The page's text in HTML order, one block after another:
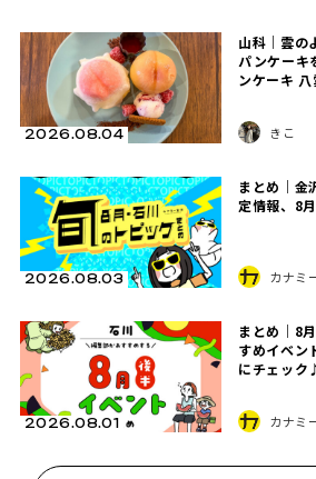
2026.08.04
山科｜雲の
パンケーキ
ンケーキ 八
きこ
2026.08.03
まとめ｜金
定情報、8
カナミ
2026.08.01
まとめ｜8
すめイベン
にチェック
カナミ